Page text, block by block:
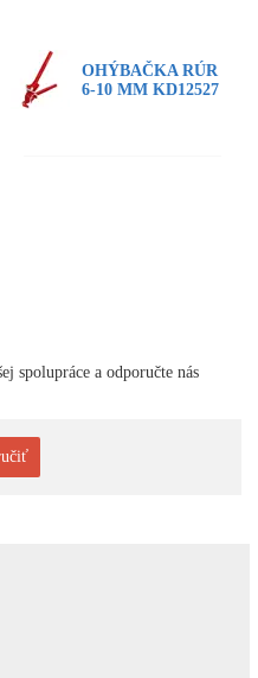
OHÝBAČKA RÚR
6-10 MM KD12527
spolupráce a odporučte nás